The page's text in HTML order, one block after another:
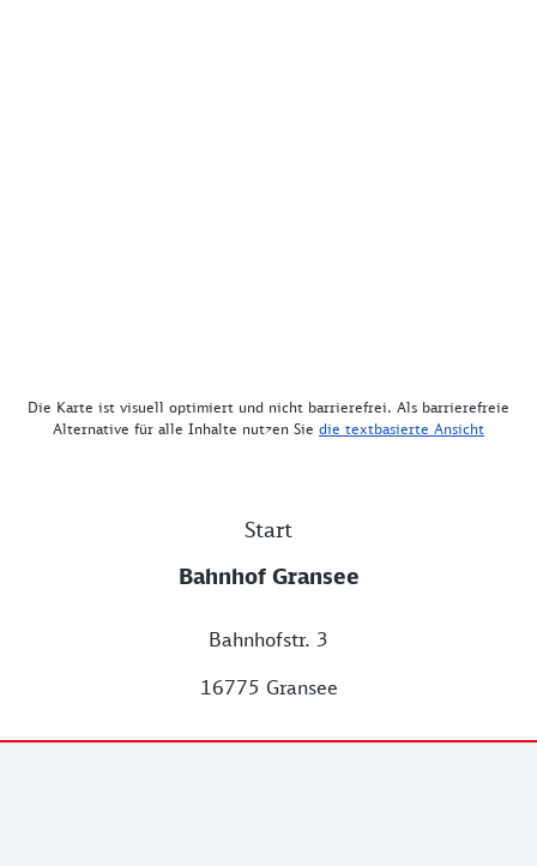
Die Karte ist visuell optimiert und nicht barrierefrei. Als barrierefreie
Alternative für alle Inhalte nutzen Sie die textbasierte Ansicht
Start
Bahnhof Gransee
Bahnhofstr. 3
16775 Gransee